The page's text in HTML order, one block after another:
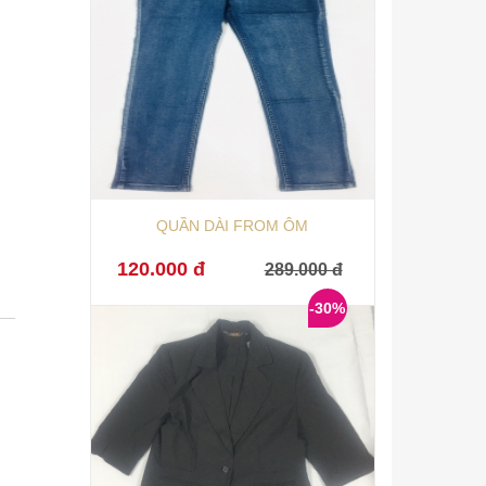
QUẦN DÀI FROM ÔM
120.000 đ 289.000 đ
-30%